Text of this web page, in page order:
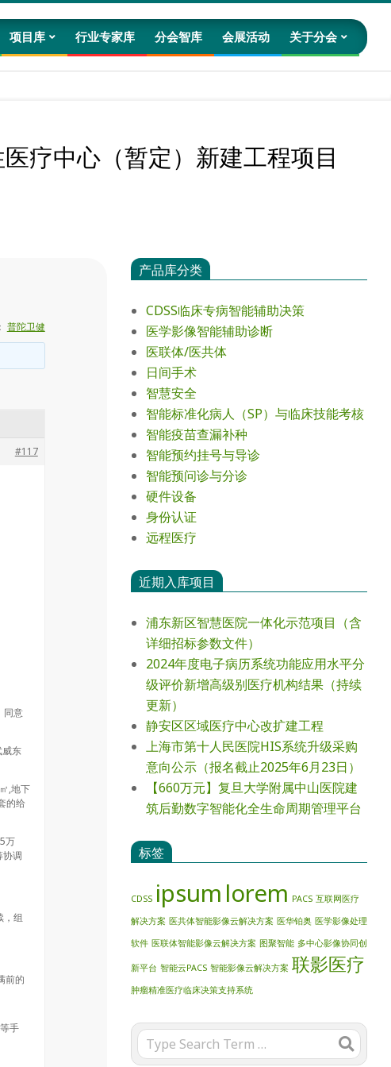
项目库 行业专家库 分会智库 会展活动 关于分会
疗中心（暂定）新建工程项目
普陀卫健
#117
同意
东
,地下
的给
万
协调
，组
前的
手
产品库分类
CDSS临床专病智能辅助决策
医学影像智能辅助诊断
医联体/医共体
日间手术
智慧安全
智能标准化病人（SP）与临床技能考核
智能疫苗查漏补种
智能预约挂号与导诊
智能预问诊与分诊
硬件设备
身份认证
远程医疗
近期入库项目
浦东新区智慧医院一体化示范项目（含
详细招标参数文件）
2024年度电⼦病历系统功能应⽤⽔平分
级评价新增⾼级别医疗机构结果（持续
更新）
静安区区域医疗中心改扩建工程
上海市第十人民医院HIS系统升级采购
意向公示（报名截止2025年6月23日）
【660万元】复旦大学附属中山医院建
筑后勤数字智能化全生命周期管理平台
标签
CDSS ipsum lorem PACS 互联网医疗
解决方案 医共体智能影像云解决方案 医华铂奥 医学影像处理
软件 医联体智能影像云解决方案 图聚智能 多中心影像协同创
新平台 智能云PACS 智能影像云解决方案 联影医疗
肿瘤精准医疗临床决策支持系统
Search